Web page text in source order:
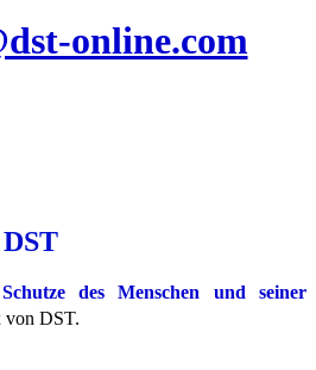
online.com
des Menschen und seiner
von DST.